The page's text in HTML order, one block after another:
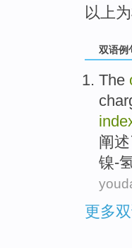
以上
双语例
The
阐述
镍-
更多